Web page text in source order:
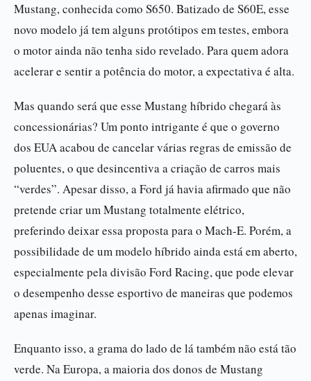
Mustang, conhecida como S650. Batizado de S60E, esse
novo modelo já tem alguns protótipos em testes, embora
o motor ainda não tenha sido revelado. Para quem adora
acelerar e sentir a potência do motor, a expectativa é alta.
Mas quando será que esse Mustang híbrido chegará às
concessionárias? Um ponto intrigante é que o governo
dos EUA acabou de cancelar várias regras de emissão de
poluentes, o que desincentiva a criação de carros mais
“verdes”. Apesar disso, a Ford já havia afirmado que não
pretende criar um Mustang totalmente elétrico,
preferindo deixar essa proposta para o Mach-E. Porém, a
possibilidade de um modelo híbrido ainda está em aberto,
especialmente pela divisão Ford Racing, que pode elevar
o desempenho desse esportivo de maneiras que podemos
apenas imaginar.
Enquanto isso, a grama do lado de lá também não está tão
verde. Na Europa, a maioria dos donos de Mustang